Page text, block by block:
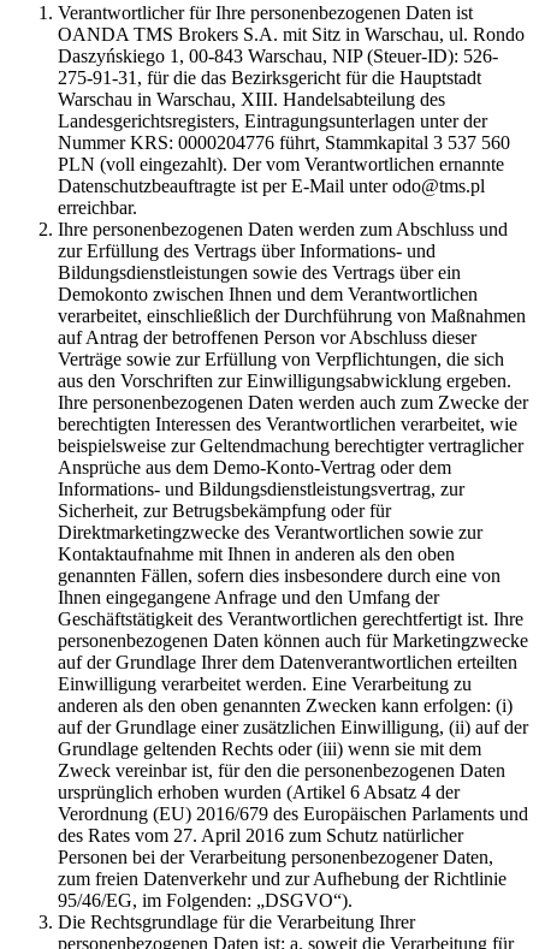
Verantwortlicher für Ihre personenbezogenen Daten ist
OANDA TMS Brokers S.A. mit Sitz in Warschau, ul. Rondo
Daszyńskiego 1, 00-843 Warschau, NIP (Steuer-ID): 526-
275-91-31, für die das Bezirksgericht für die Hauptstadt
Warschau in Warschau, XIII. Handelsabteilung des
Landesgerichtsregisters, Eintragungsunterlagen unter der
Nummer KRS: 0000204776 führt, Stammkapital 3 537 560
PLN (voll eingezahlt). Der vom Verantwortlichen ernannte
Datenschutzbeauftragte ist per E-Mail unter odo@tms.pl
erreichbar.
Ihre personenbezogenen Daten werden zum Abschluss und
zur Erfüllung des Vertrags über Informations- und
Bildungsdienstleistungen sowie des Vertrags über ein
Demokonto zwischen Ihnen und dem Verantwortlichen
verarbeitet, einschließlich der Durchführung von Maßnahmen
auf Antrag der betroffenen Person vor Abschluss dieser
Verträge sowie zur Erfüllung von Verpflichtungen, die sich
aus den Vorschriften zur Einwilligungsabwicklung ergeben.
Ihre personenbezogenen Daten werden auch zum Zwecke der
berechtigten Interessen des Verantwortlichen verarbeitet, wie
beispielsweise zur Geltendmachung berechtigter vertraglicher
Ansprüche aus dem Demo-Konto-Vertrag oder dem
Informations- und Bildungsdienstleistungsvertrag, zur
Sicherheit, zur Betrugsbekämpfung oder für
Direktmarketingzwecke des Verantwortlichen sowie zur
Kontaktaufnahme mit Ihnen in anderen als den oben
genannten Fällen, sofern dies insbesondere durch eine von
Ihnen eingegangene Anfrage und den Umfang der
Geschäftstätigkeit des Verantwortlichen gerechtfertigt ist. Ihre
personenbezogenen Daten können auch für Marketingzwecke
auf der Grundlage Ihrer dem Datenverantwortlichen erteilten
Einwilligung verarbeitet werden. Eine Verarbeitung zu
anderen als den oben genannten Zwecken kann erfolgen: (i)
auf der Grundlage einer zusätzlichen Einwilligung, (ii) auf der
Grundlage geltenden Rechts oder (iii) wenn sie mit dem
Zweck vereinbar ist, für den die personenbezogenen Daten
ursprünglich erhoben wurden (Artikel 6 Absatz 4 der
Verordnung (EU) 2016/679 des Europäischen Parlaments und
des Rates vom 27. April 2016 zum Schutz natürlicher
Personen bei der Verarbeitung personenbezogener Daten,
zum freien Datenverkehr und zur Aufhebung der Richtlinie
95/46/EG, im Folgenden: „DSGVO“).
Die Rechtsgrundlage für die Verarbeitung Ihrer
personenbezogenen Daten ist: a. soweit die Verarbeitung für